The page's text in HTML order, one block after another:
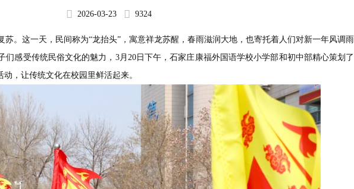
2026-03-23 9324
苏。这一天，民间称为“龙抬头”，寓意祥龙苏醒，春雨滋润大地，也寄托着人们对新一年风调雨
们感受传统民俗文化的魅力，3月20日下午，石家庄康福外国语学校小学部和初中部精心策划了
，让传统文化在校园里鲜活起来。